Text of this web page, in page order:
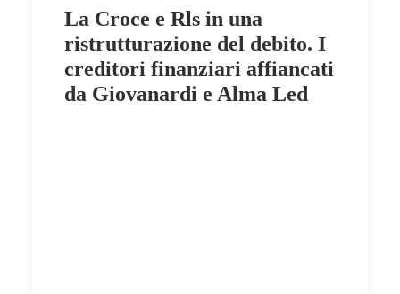
La Croce e Rls in una
ristrutturazione del debito. I
creditori finanziari affiancati
da Giovanardi e Alma Led